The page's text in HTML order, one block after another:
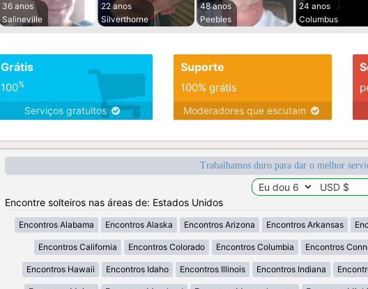
36 anos
Salineville
22 anos
Silverthorne
48 anos
Peebles
24 anos
Columbus
Grátis
100%
Serviços gratuitos
Suporte
100% grátis
Moderadores que escutam
Trabalhamos duro para dar o melhor
Encontre solteiros nas áreas de: Estados Unidos
Encontros Alabama Encontros Alaska Encontros Arizona Encontros Arkansas
Encontros California Encontros Colorado Encontros Columbia Encontros
Encontros Hawaii Encontros Idaho Encontros Illinois Encontros Indiana